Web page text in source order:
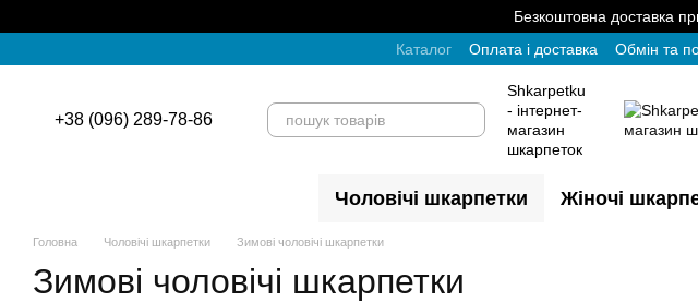
Безкоштовна доставка
Каталог
Оплата і доставка Обмін та
+38 (096) 289-78-86
Shkarpetku
- інтернет-
магазин
шкарпеток
Чоловічі шкарпетки Жіночі
Головна Чоловічі шкарпетки Зимові чоловічі шкарпетки
Зимові чоловічі шкарпетки